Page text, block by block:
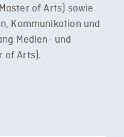
of Arts) sowie
Kommunikation und
Medien- und
of Arts).